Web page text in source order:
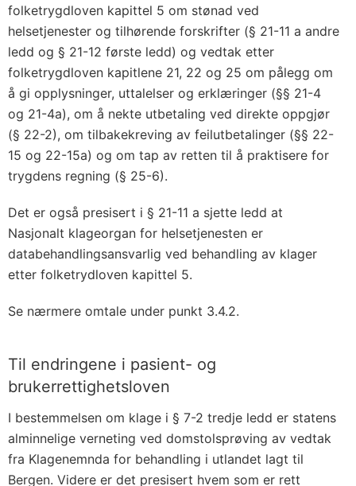
folketrygdloven kapittel 5 om stønad ved
helsetjenester og tilhørende forskrifter (§ 21-11 a andre
ledd og § 21-12 første ledd) og vedtak etter
folketrygdloven kapitlene 21, 22 og 25 om pålegg om
å gi opplysninger, uttalelser og erklæringer (§§ 21-4
og 21-4a), om å nekte utbetaling ved direkte oppgjør
(§ 22-2), om tilbakekreving av feilutbetalinger (§§ 22-
15 og 22-15a) og om tap av retten til å praktisere for
trygdens regning (§ 25-6).
Det er også presisert i § 21-11 a sjette ledd at
Nasjonalt klageorgan for helsetjenesten er
databehandlingsansvarlig ved behandling av klager
etter folketrydloven kapittel 5.
Se nærmere omtale under punkt 3.4.2.
Til endringene i pasient- og
brukerrettighetsloven
I bestemmelsen om klage i § 7-2 tredje ledd er statens
alminnelige verneting ved domstolsprøving av vedtak
fra Klagenemnda for behandling i utlandet lagt til
Bergen. Videre er det presisert hvem som er rett